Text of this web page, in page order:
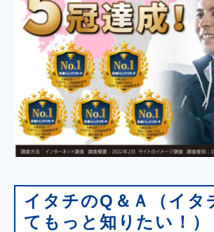
イタチのQ＆Ａ（イタ
てもっと知りたい！）